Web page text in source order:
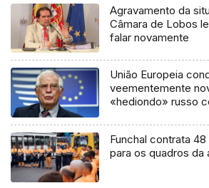
Agravamento da
Câmara de Lobos
falar novamente
União Europeia
veementemente
«hediondo» russo
Funchal contrata
para os quadros da